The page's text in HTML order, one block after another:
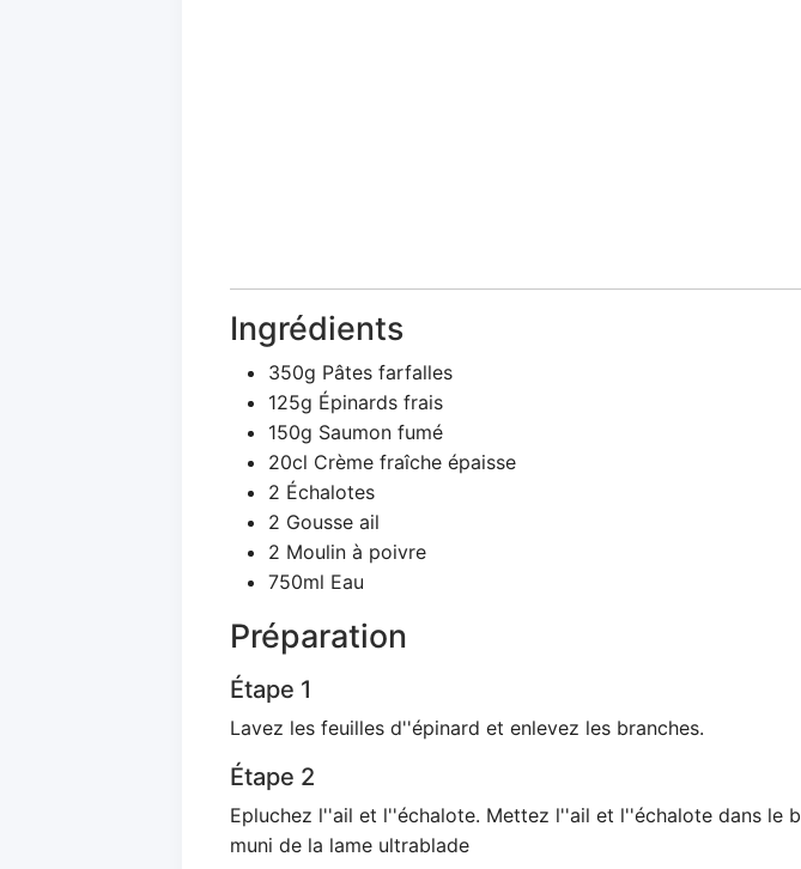
Ingrédients
350g Pâtes farfalles
125g Épinards frais
150g Saumon fumé
20cl Crème fraîche épaisse
2 Échalotes
2 Gousse ail
2 Moulin à poivre
750ml Eau
Préparation
Étape 1
Lavez les feuilles d''épinard et enlevez les branches.
Étape 2
Epluchez l''ail et l''échalote. Mettez l''ail et l''échalote dans le
muni de la lame ultrablade